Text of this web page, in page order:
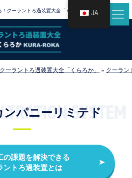
クーラントろ過装置大全「くらろか」
ーラントろ過装置大全「くらろか」 » クーラン
パニーリミテド
の課題を解決できる
ントろ過装置とは
JA